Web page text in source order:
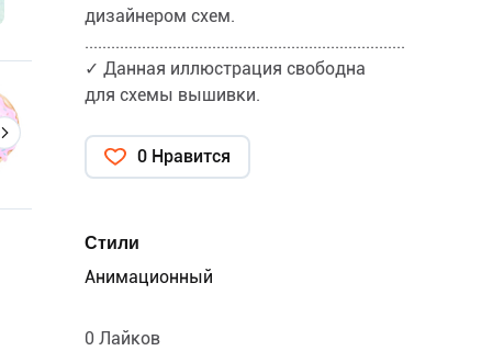
дизайнером схем.
.........................................................................
✓ Данная иллюстрация свободна
для схемы вышивки.
0 Нравится
Стили
Анимационный
0 Лайков